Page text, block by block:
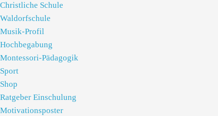
Christliche Schule
Waldorfschule
Musik-Profil
Hochbegabung
Montessori-Pädagogik
Sport
Shop
Ratgeber Einschulung
Motivationsposter